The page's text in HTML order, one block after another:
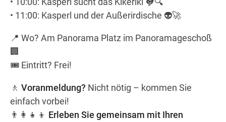
• 11:00: Kasperl und der Außerirdische 👽🚀
📍 Wo? Am Panorama Platz im Panoramageschoß
🏢
🎟️ Eintritt? Frei!
🚶 Voranmeldung? Nicht nötig – kommen Sie
einfach vorbei!
👨‍👩‍👧‍👦 Erleben Sie gemeinsam mit Ihren